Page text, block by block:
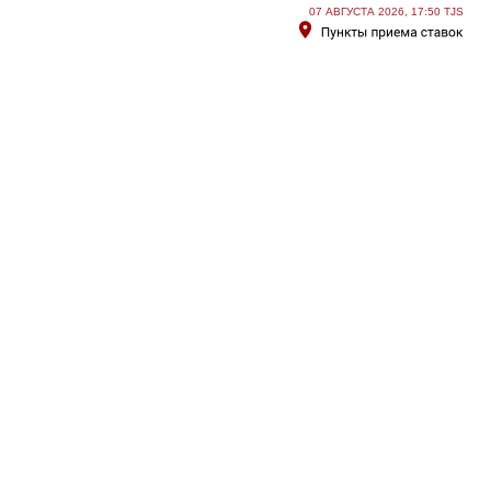
07 АВГУСТА 2026, 17:50 TJS